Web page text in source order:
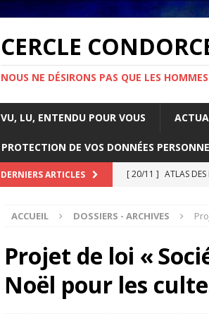
CERCLE
NOUS NE DÉSIRONS PAS QUE LES
VU, LU, ENTENDU POUR VOUS
PROTECTION DE VOS DONNÉES
DERNIERS ARTICLES [ 20/11 ] ATLAS
rapport d’Amnesty
[ 21/10 ]
PARLONS
[ 05/05 ] La guerre
ACCUEIL DOSSIERS - ARCHIVES
Projet de loi «
Noël pour les